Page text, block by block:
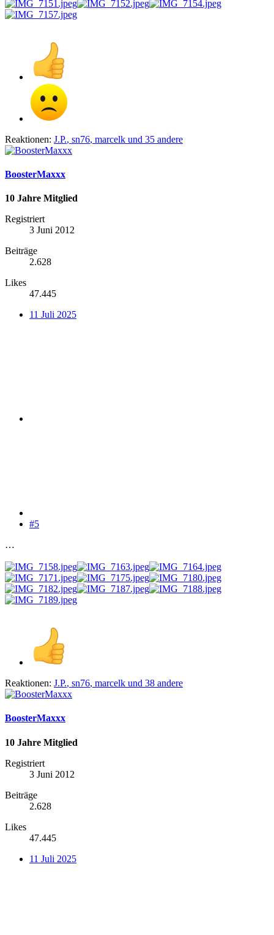
Reaktionen: J.P., sn76, marcelk und 35 andere
BoosterMaxxx
10 Jahre Mitglied
Registriert
3 Juni 2012
Beiträge
2.628
Likes
47.445
11 Juli 2025
#5
…
Reaktionen: J.P., sn76, marcelk und 38 andere
BoosterMaxxx
10 Jahre Mitglied
Registriert
3 Juni 2012
Beiträge
2.628
Likes
47.445
11 Juli 2025